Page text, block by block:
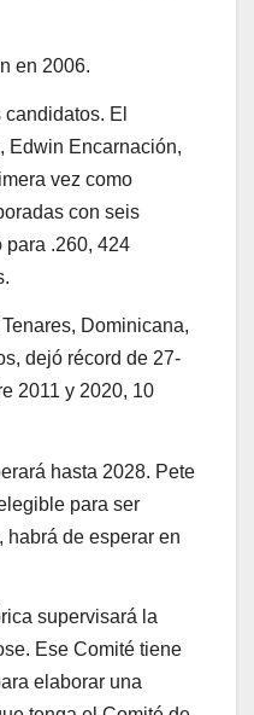
en 2006.
El
Edwin Encarnación,
vez como
con seis
para .260, 424
Dominicana,
dejó récord de 27-
2011 y 2020, 10
hasta 2028. Pete
para ser
de esperar en
supervisará la
Ese Comité tiene
elaborar una